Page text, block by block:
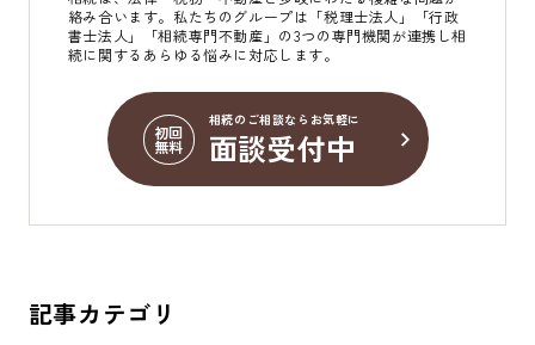
絡み合います。私たちのグループは「税理士法人」「行政
書士法人」「相続専門不動産」の3つの専門機関が連携し相
続に関するあらゆる悩みに対応します。
初回
無料
相続のご相談ならお気軽に
面談受付中
記事カテゴリ